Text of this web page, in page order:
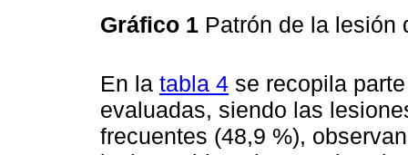
Gráfico 1 Patrón de la
En la tabla 4 se recopila
evaluadas, siendo las
frecuentes (48,9 %),